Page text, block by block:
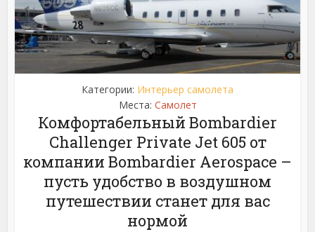
Категории: Интерьер самолета
Места: Самолет
Комфортабельный Bombardier
Challenger Private Jet 605 от
компании Bombardier Aerospace –
пусть удобство в воздушном
путешествии станет для вас
нормой